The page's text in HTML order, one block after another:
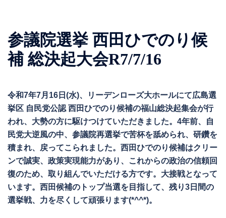
参議院選挙 西田ひでのり候
補 総決起大会R7/7/16
令和7年7月16日(水)、リーデンローズ大ホールにて広島選
挙区 自民党公認 西田ひでのり候補の福山総決起集会が行
われ、大勢の方に駆けつけていただきました。4年前、自
民党大逆風の中、参議院再選挙で苦杯を舐められ、研鑽を
積まれ、戻ってこられました。西田ひでのり候補はクリー
ンで誠実、政策実現能力があり、これからの政治の信頼回
復のため、取り組んでいただける方です。大接戦となって
います。西田候補のトップ当選を目指して、残り3日間の
選挙戦、力を尽くして頑張ります(*^^*)。